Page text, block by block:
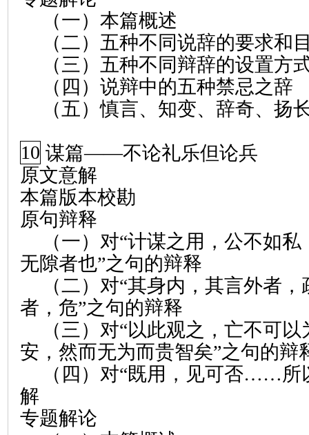
（一）本篇概述
（二）五种不同说辞的要求和
（三）五种不同辩辞的设置方
（四）说辩中的五种禁忌之辞
（五）慎言、知变、辞奇、扬
10 谋篇——不论礼乐但论兵
原文意解
本篇版本校勘
原句辩释
（一）对“计谋之用，公不如
无隙者也”之句的辩释
（二）对“其身内，其言外者
者，危”之句的辩释
（三）对“以此观之，亡不可
安，然而无为而贵智矣”之句的辩
（四）对“既用，见可否……所
解
专题解论